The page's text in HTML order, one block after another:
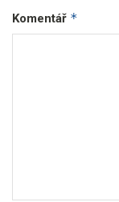
Komentář *